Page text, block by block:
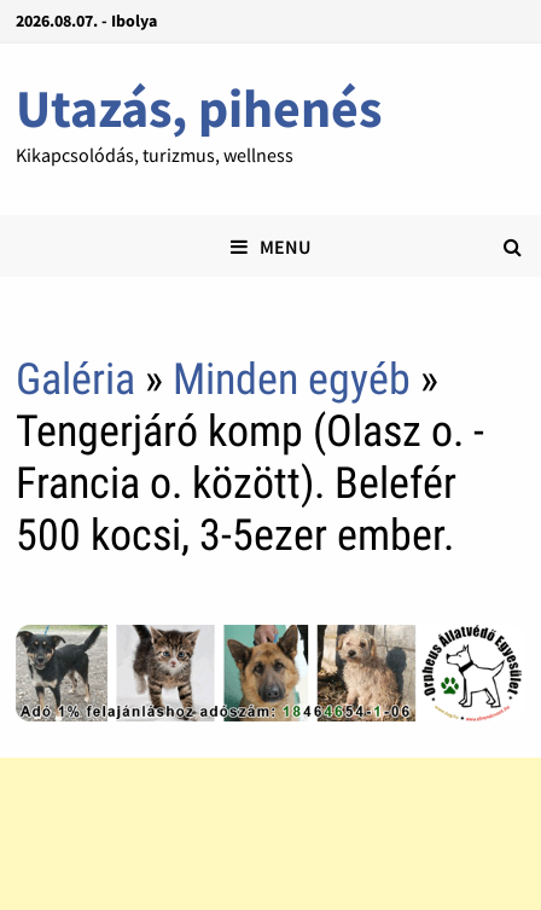
2026.08.07. - Ibolya
Utazás, pihenés
Kikapcsolódás, turizmus, wellness
MENU
Galéria » Minden egyéb »
Tengerjáró komp (Olasz o. -
Francia o. között). Belefér
500 kocsi, 3-5ezer ember.